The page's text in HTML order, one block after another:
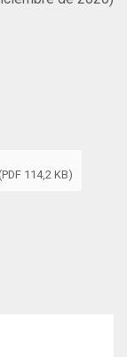
114,2 KB)